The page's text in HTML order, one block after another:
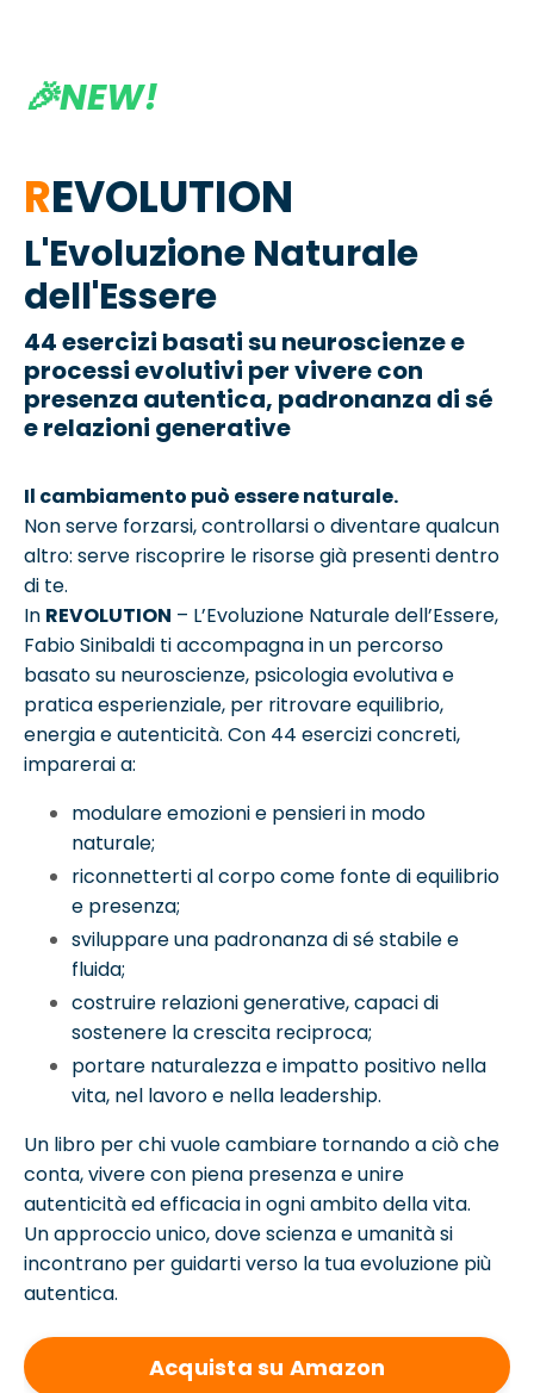
🎉NEW!
REVOLUTION
L'Evoluzione Naturale
dell'Essere
44 esercizi basati su neuroscienze e
processi evolutivi per vivere con
presenza autentica, padronanza di sé
e relazioni generative
Il cambiamento può essere naturale.
Non serve forzarsi, controllarsi o diventare qualcun
altro: serve riscoprire le risorse già presenti dentro
di te.
In REVOLUTION – L’Evoluzione Naturale dell’Essere,
Fabio Sinibaldi ti accompagna in un percorso
basato su neuroscienze, psicologia evolutiva e
pratica esperienziale, per ritrovare equilibrio,
energia e autenticità. Con 44 esercizi concreti,
imparerai a:
modulare emozioni e pensieri in modo
naturale;
riconnetterti al corpo come fonte di equilibrio
e presenza;
sviluppare una padronanza di sé stabile e
fluida;
costruire relazioni generative, capaci di
sostenere la crescita reciproca;
portare naturalezza e impatto positivo nella
vita, nel lavoro e nella leadership.
Un libro per chi vuole cambiare tornando a ciò che
conta, vivere con piena presenza e unire
autenticità ed efficacia in ogni ambito della vita.
Un approccio unico, dove scienza e umanità si
incontrano per guidarti verso la tua evoluzione più
autentica.
Acquista su Amazon